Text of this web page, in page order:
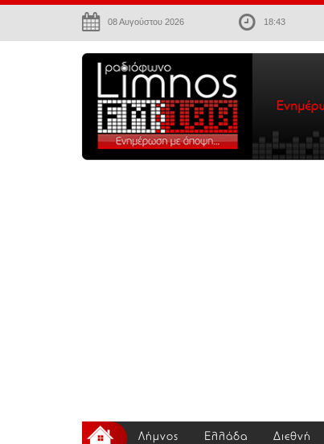
08 Αυγούστου 2026 18:43
Λήμνος Ελλάδα Διεθνή